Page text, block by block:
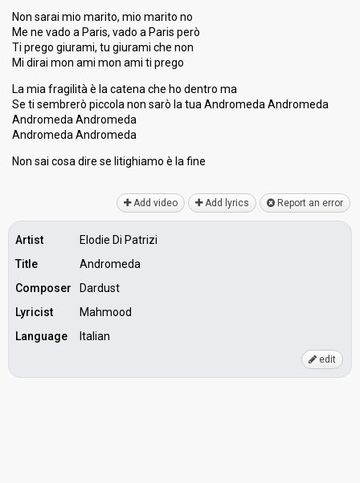
Non sarai mio marito, mio marito no
Me ne vado a Paris, vado a Paris però
Ti prego giurami, tu giurami che non
Mi dirai mon ami mon ami ti prego
La mia fragilità è la catena che ho dentro ma
Se ti sembrerò piccola non sarò la tua Andromeda Andromeda
Andromeda Andromeda
Andromeda Andromeda
Non sai cosa dire ѕe litighiamo è lа fine
Add video Add lyrics Report an error
Artist
Elodie Di Patrizi
Title
Andromeda
Composer
Dardust
Lyricist
Mahmood
Language
Italian
edit